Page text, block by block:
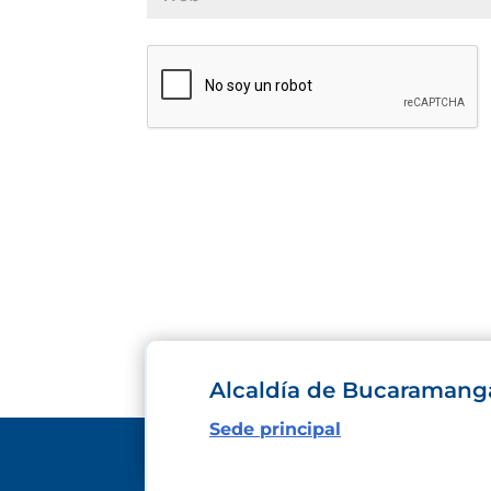
Alcaldía de
Sede principal